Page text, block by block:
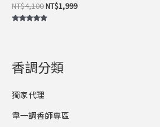
香調分類
獨家代理
韋一調香師專區
NT$4,100NT$1,999